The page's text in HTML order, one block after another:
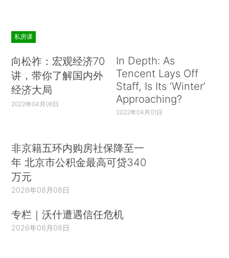
私房课
向松祚：宏观经济70
讲，带你了解国内外
经济大局
2022年04月06日
In Depth: As
Tencent Lays Off
Staff, Is Its ‘Winter’
Approaching?
2022年04月01日
非京籍五环内购房社保降至一
年 北京市公积金最高可贷340
万元
2026年08月08日
专栏｜沃什遭遇信任危机
2026年08月08日